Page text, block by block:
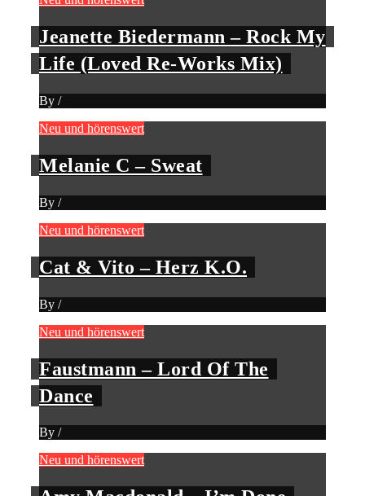
Jeanette Biedermann – Rock My
Life (Loved Re-Works Mix)
By /
Neu und hörenswert
Melanie C – Sweat
By /
Neu und hörenswert
Cat & Vito – Herz K.O.
By /
Neu und hörenswert
Faustmann – Lord Of The
Dance
By /
Neu und hörenswert